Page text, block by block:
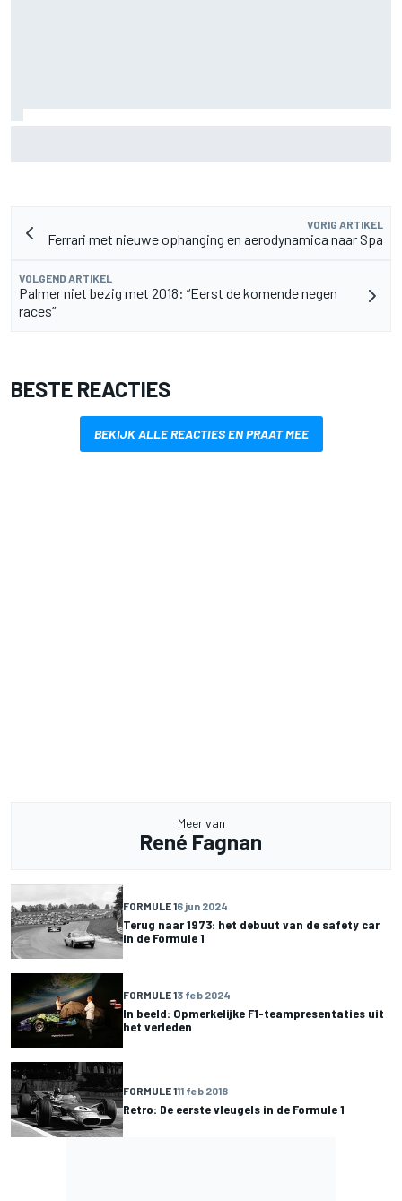
VORIG ARTIKEL
Ferrari met nieuwe ophanging en aerodynamica naar Spa
VOLGEND ARTIKEL
Palmer niet bezig met 2018: “Eerst de komende negen
races”
BESTE REACTIES
BEKIJK ALLE REACTIES EN PRAAT MEE
Meer van
René Fagnan
FORMULE 16 jun 2024
Terug naar 1973: het debuut van de safety car
in de Formule 1
FORMULE 13 feb 2024
In beeld: Opmerkelijke F1-teampresentaties uit
het verleden
FORMULE 111 feb 2018
Retro: De eerste vleugels in de Formule 1